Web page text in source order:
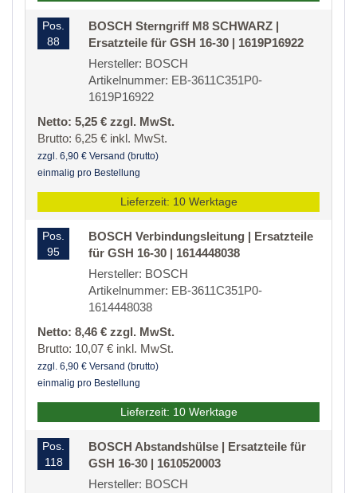
Pos.
88
BOSCH Sterngriff M8 SCHWARZ |
Ersatzteile für GSH 16-30 | 1619P16922
Hersteller: BOSCH
Artikelnummer: EB-3611C351P0-
1619P16922
Netto: 5,25 € zzgl. MwSt.
Brutto: 6,25 € inkl. MwSt.
zzgl. 6,90 € Versand (brutto)
einmalig pro Bestellung
Lieferzeit: 10 Werktage
Pos.
95
BOSCH Verbindungsleitung | Ersatzteile
für GSH 16-30 | 1614448038
Hersteller: BOSCH
Artikelnummer: EB-3611C351P0-
1614448038
Netto: 8,46 € zzgl. MwSt.
Brutto: 10,07 € inkl. MwSt.
zzgl. 6,90 € Versand (brutto)
einmalig pro Bestellung
Lieferzeit: 10 Werktage
Pos.
118
BOSCH Abstandshülse | Ersatzteile für
GSH 16-30 | 1610520003
Hersteller: BOSCH